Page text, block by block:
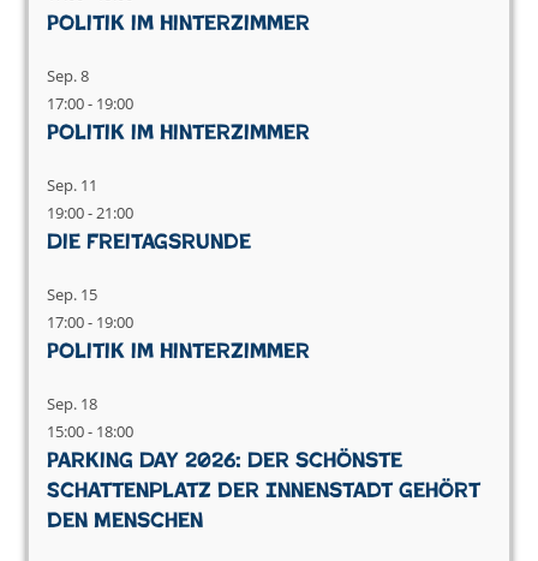
Politik im Hinterzimmer
Sep.8
17:00- 19:00
Politik im Hinterzimmer
Sep. 11
19:00-21:00
Die Freitagsrunde
Sep. 15
17:00- 19:00
Politik im Hinterzimmer
Sep. 18
15:00- 18:00
Parking Day 2026: Der schönste
Schattenplatz der Innenstadt gehört
den Menschen